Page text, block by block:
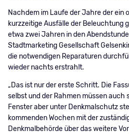
Nachdem im Laufe der Jahre der ein
kurzzeitige Ausfälle der Beleuchtung
etwa zwei Jahren in den
Stadtmarketing Gesellschaft
die notwendigen Reparaturen
wieder nachts erstrahlt.
„Das ist nur der erste Schritt. Die
selbst und der Rahmen müssen auch
Fenster aber unter Denkmalschutz
kommenden Wochen mit der
Denkmalbehörde über das weitere